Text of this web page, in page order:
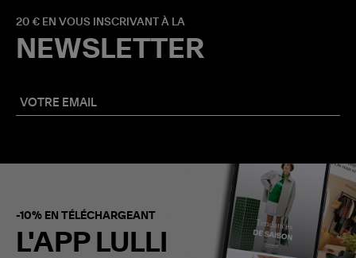
20 € EN VOUS INSCRIVANT À LA
NEWSLETTER
-10% EN TÉLÉCHARGEANT
L'APP LULLI